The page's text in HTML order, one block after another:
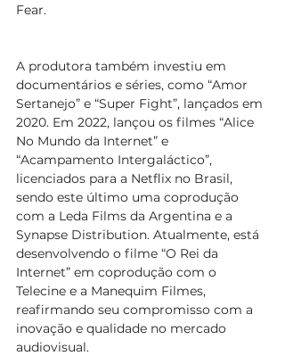
Fear.
A produtora também investiu em
documentários e séries, como “Amor
Sertanejo” e “Super Fight”, lançados em
2020. Em 2022, lançou os filmes “Alice
No Mundo da Internet” e
“Acampamento Intergaláctico”,
licenciados para a Netflix no Brasil,
sendo este último uma coprodução
com a Leda Films da Argentina e a
Synapse Distribution. Atualmente, está
desenvolvendo o filme “O Rei da
Internet” em coprodução com o
Telecine e a Manequim Filmes,
reafirmando seu compromisso com a
inovação e qualidade no mercado
audiovisual.